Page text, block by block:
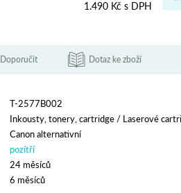
1.490 Kč s DPH
Doporučit Dotaz ke zboží
T-2577B002
Inkousty, tonery, cartridge / Laserové
Canon alternativní
pozítří
24 měsíců
6 měsíců